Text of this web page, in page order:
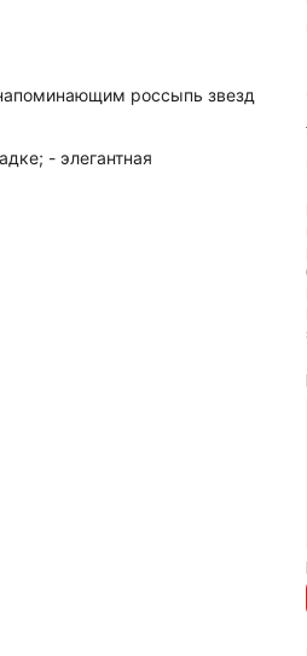
россыпь звезд
- элегантная